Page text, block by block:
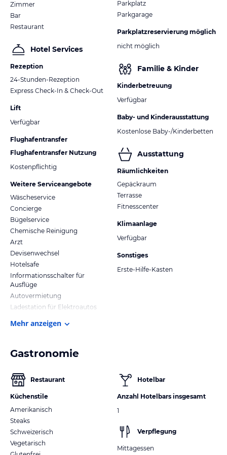
Allgemeine und unverbindliche
Hoteliers-/Veranstalter-/Kataloginformationen. Alle Angaben
lies vor der Buchung die verbindlichen Angebotsdetails
Zimmer
Bar
Restaurant
Hotel Services
Rezeption
24-Stunden-Rezeption
Express Check-In & Check-Out
Lift
Verfügbar
Flughafentransfer
Flughafentransfer Nutzung
Kostenpflichtig
Weitere Serviceangebote
Wäscheservice
Concierge
Bügelservice
Chemische Reinigung
Arzt
Devisenwechsel
Hotelsafe
Informationsschalter für
Ausflüge
Autovermietung
Ladestation für Elektroautos
Parkplatz
Parkgarage
Parkplatzreservierung möglich
nicht möglich
Familie & Kinder
Kinderbetreuung
Verfügbar
Baby- und Kinderausstattung
Kostenlose Baby-/Kinderbetten
Ausstattung
Räumlichkeiten
Gepäckraum
Terrasse
Fitnesscenter
Klimaanlage
Verfügbar
Sonstiges
Erste-Hilfe-Kasten
Mehr anzeigen
Gastronomie
Restaurant
Küchenstile
Amerikanisch
Steaks
Schweizerisch
Vegetarisch
Hotelbar
Anzahl Hotelbars insgesamt
1
Verpflegung
Mittagessen